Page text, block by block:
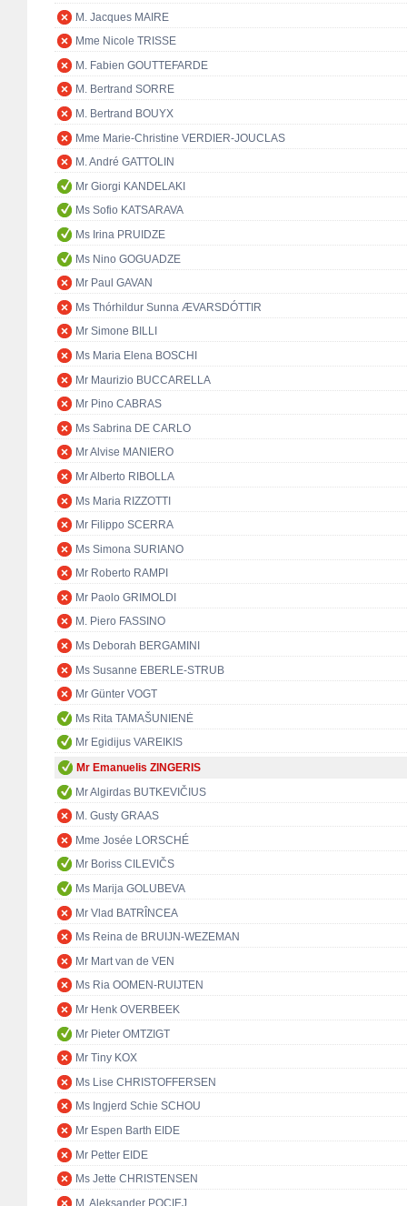
M. Jacques MAIRE
Mme Nicole TRISSE
M. Fabien GOUTTEFARDE
M. Bertrand SORRE
M. Bertrand BOUYX
Mme Marie-Christine VERDIER-JOUCLAS
M. André GATTOLIN
Mr Giorgi KANDELAKI
Ms Sofio KATSARAVA
Ms Irina PRUIDZE
Ms Nino GOGUADZE
Mr Paul GAVAN
Ms Thórhildur Sunna ÆVARSDÓTTIR
Mr Simone BILLI
Ms Maria Elena BOSCHI
Mr Maurizio BUCCARELLA
Mr Pino CABRAS
Ms Sabrina DE CARLO
Mr Alvise MANIERO
Mr Alberto RIBOLLA
Ms Maria RIZZOTTI
Mr Filippo SCERRA
Ms Simona SURIANO
Mr Roberto RAMPI
Mr Paolo GRIMOLDI
M. Piero FASSINO
Ms Deborah BERGAMINI
Ms Susanne EBERLE-STRUB
Mr Günter VOGT
Ms Rita TAMAŠUNIENĖ
Mr Egidijus VAREIKIS
Mr Emanuelis ZINGERIS
Mr Algirdas BUTKEVIČIUS
M. Gusty GRAAS
Mme Josée LORSCHÉ
Mr Boriss CILEVIČS
Ms Marija GOLUBEVA
Mr Vlad BATRÎNCEA
Ms Reina de BRUIJN-WEZEMAN
Mr Mart van de VEN
Ms Ria OOMEN-RUIJTEN
Mr Henk OVERBEEK
Mr Pieter OMTZIGT
Mr Tiny KOX
Ms Lise CHRISTOFFERSEN
Ms Ingjerd Schie SCHOU
Mr Espen Barth EIDE
Mr Petter EIDE
Ms Jette CHRISTENSEN
M. Aleksander POCIEJ